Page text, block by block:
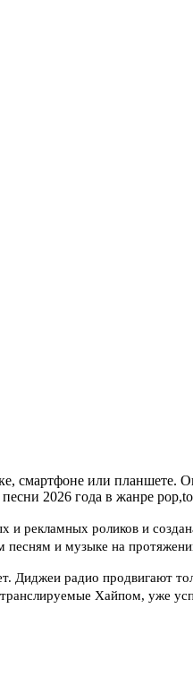
смартфоне или планшете.
2026 года в жанре
и рекламных роликов и
и музыке на
Диджеи радио продвигают
Хайпом, уже